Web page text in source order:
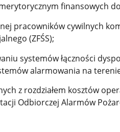
finansowych
pracowników cywilnych
(ZFŚS);
systemów łączności
alarmowania na
z rozdziałem kosztów
Odbiorczej Alarmów